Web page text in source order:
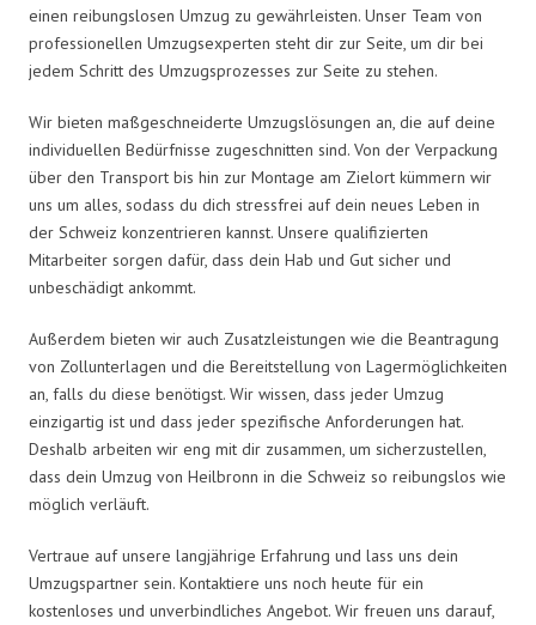
einen reibungslosen Umzug zu gewährleisten. Unser Team von
professionellen Umzugsexperten steht dir zur Seite, um dir bei
jedem Schritt des Umzugsprozesses zur Seite zu stehen.
Wir bieten maßgeschneiderte Umzugslösungen an, die auf deine
individuellen Bedürfnisse zugeschnitten sind. Von der Verpackung
über den Transport bis hin zur Montage am Zielort kümmern wir
uns um alles, sodass du dich stressfrei auf dein neues Leben in
der Schweiz konzentrieren kannst. Unsere qualifizierten
Mitarbeiter sorgen dafür, dass dein Hab und Gut sicher und
unbeschädigt ankommt.
Außerdem bieten wir auch Zusatzleistungen wie die Beantragung
von Zollunterlagen und die Bereitstellung von Lagermöglichkeiten
an, falls du diese benötigst. Wir wissen, dass jeder Umzug
einzigartig ist und dass jeder spezifische Anforderungen hat.
Deshalb arbeiten wir eng mit dir zusammen, um sicherzustellen,
dass dein Umzug von Heilbronn in die Schweiz so reibungslos wie
möglich verläuft.
Vertraue auf unsere langjährige Erfahrung und lass uns dein
Umzugspartner sein. Kontaktiere uns noch heute für ein
kostenloses und unverbindliches Angebot. Wir freuen uns darauf,